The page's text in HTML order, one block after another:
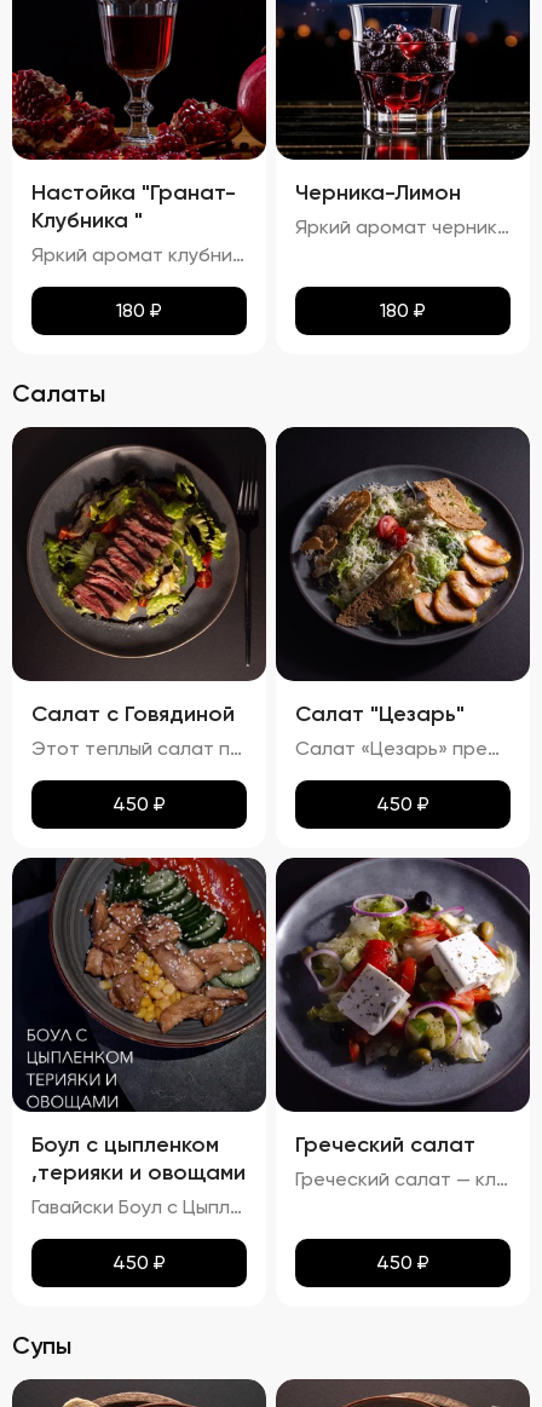
Настойка "Гранат-
Клубника "
Яркий аромат клубники и граната с тонкими нотками сладости. процент спирта в настойке "Гранат-Малина" составляет приблизительно 24,24%.
180 ₽
Черника-Лимон
Яркий аромат черники и лимона с тонкими нотками сладости.процент спирта в настойке "Черника-Лимон" составляет приблизительно 25,81%.
180 ₽
Салаты
Салат с Говядиной
Этот теплый салат поражает своим сочетанием вкусов и ароматов. Кусочки сочной говядины гармонично дополняются мягкими ломтиками баклажанов и спелых помидоров. Равномерно распределённый по поверхности сыра мармезан придаёт блюду изысканную пикантность. Вкус салата насыщен теплом, где каждая составляющая играет свою роль: солоноватая говядина, кислинка помидоров и пряная нотка баклажанов создают идеальный баланс. Ароматы жареной говядины и баклажанов наполняют блюдо особым шармом. Консистенция салата остаётся мягкой благодаря нежному мясу и тушеным овощам, при этом плавленный сыр мармезан добавляет приятного сливочного оттенка.
450 ₽
Салат "Цезарь"
Салат «Цезарь» представляет собой гармоничное сочетание свежих ингредиентов, создающих неповторимый вкусовой ансамбль. Ярко-зелёные листья салата формируют основу блюда, дополняясь сочными красными помидорами черри и золотистыми гренками. Тонкий слой пармезана равномерно покрывает салат, придавая ему пикантность. Вкусовая палитра раскрывается легким вкусом с нотками чеснока и лимона, а куриное филе добавляет блюду нежную структуру и насыщенный аромат. Помидоры черри радуют своей сладостью и сочностью, подчеркивая свежесть всего салата. Хрустящие гренки завершают композицию, добавляя приятную текстуру. Аромат блюда сочетает в себе свежие ноты зелени, чесночную остроту и теплые оттенки куриного мяса.
450 ₽
Боул с цыпленком
,терияки и овощами
Гавайски Боул с Цыпленком от Бренд Шефа
450 ₽
Греческий салат
Греческий салат — классика средиземноморской кухни, олицетворяющий солнце Греции и щедрость природы. Этот салат привлекает своей простотой и ярким вкусом, идеально гармонируя с любыми блюдами. Его насыщенный аромат свежих овощей, насыщенный вкус сыра Фета и приятное послевкусие черных маслин создадут атмосферу уютного отдыха на берегу моря.
450 ₽
Супы